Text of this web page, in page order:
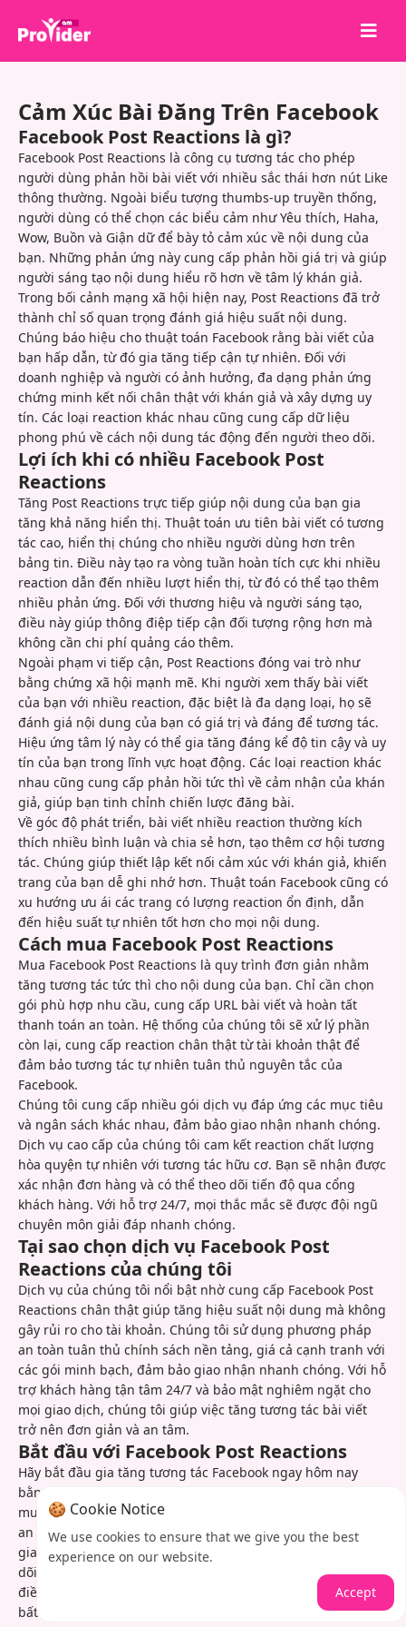
Về chúng tôi
Đăng nhập
Đăng ký
Dịch vụ
API
Điều khoản
Blog
Cảm Xúc Bài Đăng Trên Facebook
Facebook Post Reactions là gì?
Facebook Post Reactions là công cụ tương tác cho phép
người dùng phản hồi bài viết với nhiều sắc thái hơn nút Like
thông thường. Ngoài biểu tượng thumbs-up truyền thống,
người dùng có thể chọn các biểu cảm như Yêu thích, Haha,
Wow, Buồn và Giận dữ để bày tỏ cảm xúc về nội dung của
bạn. Những phản ứng này cung cấp phản hồi giá trị và giúp
người sáng tạo nội dung hiểu rõ hơn về tâm lý khán giả.
Trong bối cảnh mạng xã hội hiện nay, Post Reactions đã trở
thành chỉ số quan trọng đánh giá hiệu suất nội dung.
Chúng báo hiệu cho thuật toán Facebook rằng bài viết của
bạn hấp dẫn, từ đó gia tăng tiếp cận tự nhiên. Đối với
doanh nghiệp và người có ảnh hưởng, đa dạng phản ứng
chứng minh kết nối chân thật với khán giả và xây dựng uy
tín. Các loại reaction khác nhau cũng cung cấp dữ liệu
phong phú về cách nội dung tác động đến người theo dõi.
Lợi ích khi có nhiều Facebook Post
Reactions
Tăng Post Reactions trực tiếp giúp nội dung của bạn gia
tăng khả năng hiển thị. Thuật toán ưu tiên bài viết có tương
tác cao, hiển thị chúng cho nhiều người dùng hơn trên
bảng tin. Điều này tạo ra vòng tuần hoàn tích cực khi nhiều
reaction dẫn đến nhiều lượt hiển thị, từ đó có thể tạo thêm
nhiều phản ứng. Đối với thương hiệu và người sáng tạo,
điều này giúp thông điệp tiếp cận đối tượng rộng hơn mà
không cần chi phí quảng cáo thêm.
Ngoài phạm vi tiếp cận, Post Reactions đóng vai trò như
bằng chứng xã hội mạnh mẽ. Khi người xem thấy bài viết
của bạn với nhiều reaction, đặc biệt là đa dạng loại, họ sẽ
đánh giá nội dung của bạn có giá trị và đáng để tương tác.
Hiệu ứng tâm lý này có thể gia tăng đáng kể độ tin cậy và uy
tín của bạn trong lĩnh vực hoạt động. Các loại reaction khác
nhau cũng cung cấp phản hồi tức thì về cảm nhận của khán
giả, giúp bạn tinh chỉnh chiến lược đăng bài.
Về góc độ phát triển, bài viết nhiều reaction thường kích
thích nhiều bình luận và chia sẻ hơn, tạo thêm cơ hội tương
tác. Chúng giúp thiết lập kết nối cảm xúc với khán giả, khiến
trang của bạn dễ ghi nhớ hơn. Thuật toán Facebook cũng có
xu hướng ưu ái các trang có lượng reaction ổn định, dẫn
đến hiệu suất tự nhiên tốt hơn cho mọi nội dung.
Cách mua Facebook Post Reactions
Mua Facebook Post Reactions là quy trình đơn giản nhằm
tăng tương tác tức thì cho nội dung của bạn. Chỉ cần chọn
gói phù hợp nhu cầu, cung cấp URL bài viết và hoàn tất
thanh toán an toàn. Hệ thống của chúng tôi sẽ xử lý phần
còn lại, cung cấp reaction chân thật từ tài khoản thật để
đảm bảo tương tác tự nhiên tuân thủ nguyên tắc của
Facebook.
Chúng tôi cung cấp nhiều gói dịch vụ đáp ứng các mục tiêu
và ngân sách khác nhau, đảm bảo giao nhận nhanh chóng.
Dịch vụ cao cấp của chúng tôi cam kết reaction chất lượng
hòa quyện tự nhiên với tương tác hữu cơ. Bạn sẽ nhận được
xác nhận đơn hàng và có thể theo dõi tiến độ qua cổng
khách hàng. Với hỗ trợ 24/7, mọi thắc mắc sẽ được đội ngũ
chuyên môn giải đáp nhanh chóng.
Tại sao chọn dịch vụ Facebook Post
Reactions của chúng tôi
Dịch vụ của chúng tôi nổi bật nhờ cung cấp Facebook Post
Reactions chân thật giúp tăng hiệu suất nội dung mà không
gây rủi ro cho tài khoản. Chúng tôi sử dụng phương pháp
an toàn tuân thủ chính sách nền tảng, giá cả cạnh tranh với
các gói minh bạch, đảm bảo giao nhận nhanh chóng. Với hỗ
trợ khách hàng tận tâm 24/7 và bảo mật nghiêm ngặt cho
mọi giao dịch, chúng tôi giúp việc tăng tương tác bài viết
trở nên đơn giản và an tâm.
Bắt đầu với Facebook Post Reactions
Hãy bắt đầu gia tăng tương tác Facebook ngay hôm nay
bằng cách truy cập trang đặt hàng, chọn gói reaction mong
muốn và nhập liên kết bài viết. Sau khi hoàn tất thanh toán
an toàn, hệ thống sẽ xử lý đơn hàng ngay lập tức, thường
giao reaction trong vòng vài giờ. Bạn có thể dễ dàng theo
dõi tiến độ và đặt hàng cho các bài viết tiếp theo qua bảng
điều khiển tài khoản, với hỗ trợ sẵn sàng nếu cần trợ giúp ở
bất kỳ bước nào.
🍪 Cookie Notice
We use cookies to ensure that we give you the best
experience on our website.
Accept